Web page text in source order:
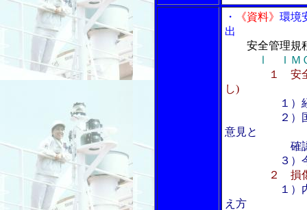
・ 《資料》 環境
出
安全管理規
Ⅰ ＩＭ
１ 安
し)
１）
２）国内貨
意見と
確認
３）今後の
２ 損
１）
え方